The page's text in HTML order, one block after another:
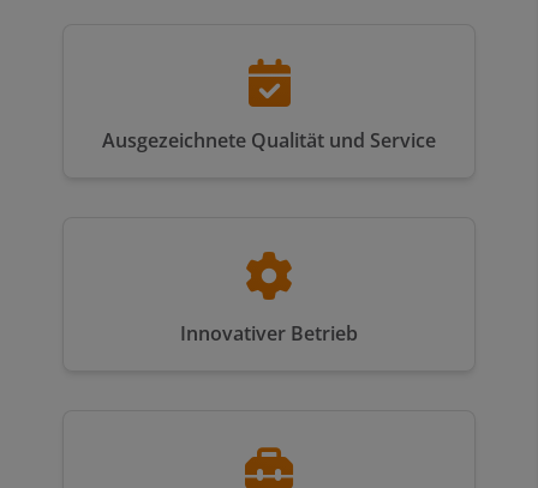
Ausgezeichnete Qualität und Service
Innovativer Betrieb